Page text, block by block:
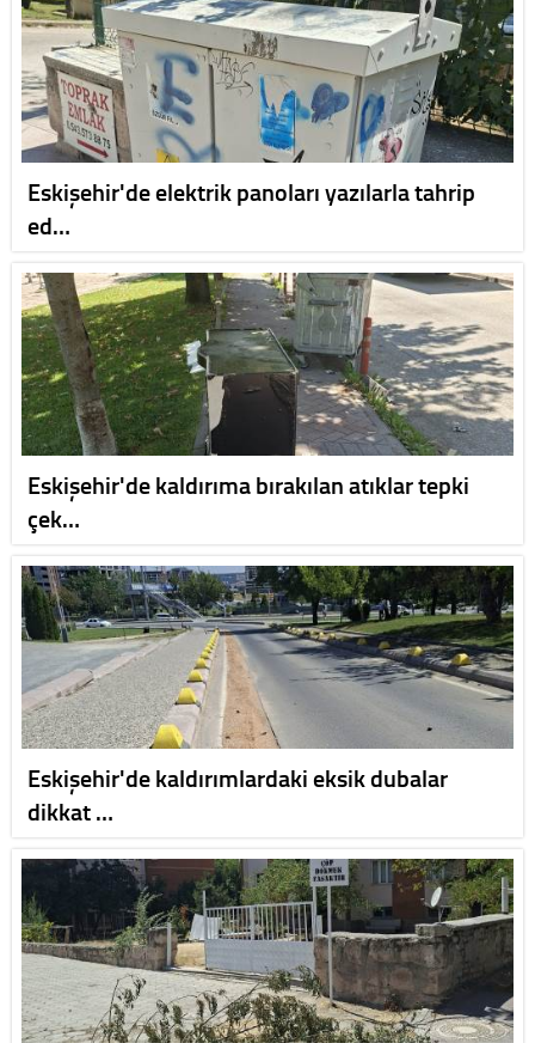
Eskişehir'de elektrik panoları yazılarla tahrip
ed…
Eskişehir'de kaldırıma bırakılan atıklar tepki
çek…
Eskişehir'de kaldırımlardaki eksik dubalar
dikkat …